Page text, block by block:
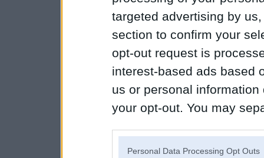
targeted advertising by
section to confirm your
opt-out request is
interest-based ads based
us or personal
your opt-out. You may
Personal Data Processing Opt Outs